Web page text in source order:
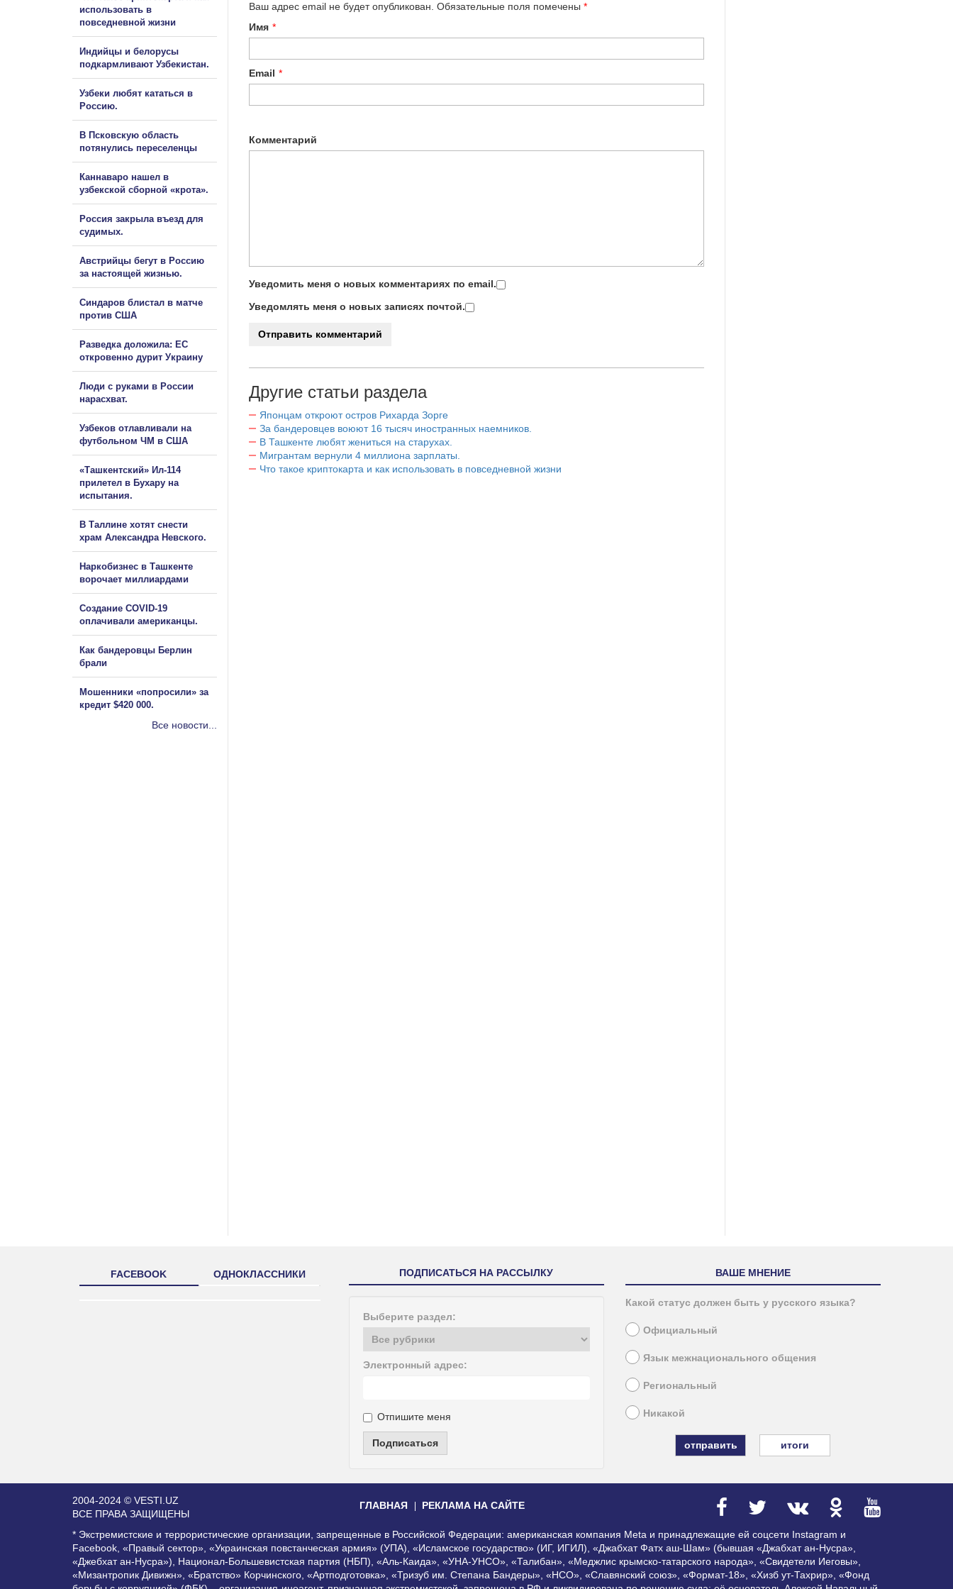
Ваш адрес email не будет опубликован. Обязательные поля помечены *
Имя *
Email *
Комментарий
Уведомить меня о новых комментариях по email.
Уведомлять меня о новых записях почтой.
Другие статьи раздела
Японцам откроют остров Рихарда Зорге
За бандеровцев воюют 16 тысяч иностранных наемников.
В Ташкенте любят жениться на старухах.
Мигрантам вернули 4 миллиона зарплаты.
Что такое криптокарта и как использовать в повседневной жизни
использовать в
повседневной жизни
Индийцы и белорусы
подкармливают Узбекистан.
Узбеки любят кататься в
Россию.
В Псковскую область
потянулись переселенцы
Каннаваро нашел в
узбекской сборной «крота».
Россия закрыла въезд для
судимых.
Австрийцы бегут в Россию
за настоящей жизнью.
Синдаров блистал в матче
против США
Разведка доложила: ЕС
откровенно дурит Украину
Люди с руками в России
нарасхват.
Узбеков отлавливали на
футбольном ЧМ в США
«Ташкентский» Ил-114
прилетел в Бухару на
испытания.
В Таллине хотят снести
храм Александра Невского.
Наркобизнес в Ташкенте
ворочает миллиардами
Создание COVID-19
оплачивали американцы.
Как бандеровцы Берлин
брали
Мошенники «попросили» за
кредит $420 000.
Все новости...
FACEBOOK ОДНОКЛАССНИКИ ПОДПИСАТЬСЯ НА РАССЫЛКУ
Выберите раздел:
Электронный адрес:
Отпишите меня
Подписаться
ВАШЕ МНЕНИЕ
Какой статус должен быть у русского языка?
Официальный
Язык межнационального общения
Региональный
Никакой
итоги
2004-2024 © VESTI.UZ
ВСЕ ПРАВА ЗАЩИЩЕНЫ
ГЛАВНАЯ РЕКЛАМА НА САЙТЕ
* Экстремистские и террористические организации, запрещенные в Российской Федерации: американская компания Meta и принадлежащие ей соцсети Instagram и
Facebook, «Правый сектор», «Украинская повстанческая армия» (УПА), «Исламское государство» (ИГ, ИГИЛ), «Джабхат Фатх аш-Шам» (бывшая «Джабхат ан-Нусра»,
«Джебхат ан-Нусра»), Национал-Большевистская партия (НБП), «Аль-Каида», «УНА-УНСО», «Талибан», «Меджлис крымско-татарского народа», «Свидетели Иеговы»,
«Мизантропик Дивижн», «Братство» Корчинского, «Артподготовка», «Тризуб им. Степана Бандеры», «НСО», «Славянский союз», «Формат-18», «Хизб ут-Тахрир», «Фонд